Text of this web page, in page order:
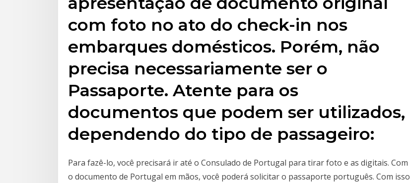
com foto no ato do check-in nos
embarques domésticos. Porém, não
precisa necessariamente ser o
Passaporte. Atente para os
documentos que podem ser utilizados,
dependendo do tipo de passageiro:
Para fazê-lo, você precisará ir até o Consulado de Portugal para tirar foto e as digitais. Com
o documento de Portugal em mãos, você poderá solicitar o passaporte português. Com isso